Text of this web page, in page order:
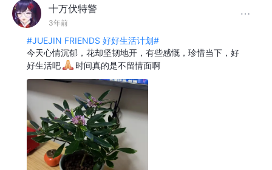
十万伏特警
3年前
#JUEJIN FRIENDS 好好生活计划#
今天心情沉郁，花却坚韧地开，有些感慨，珍惜当下，好
好生活吧
时间真的是不留情面啊